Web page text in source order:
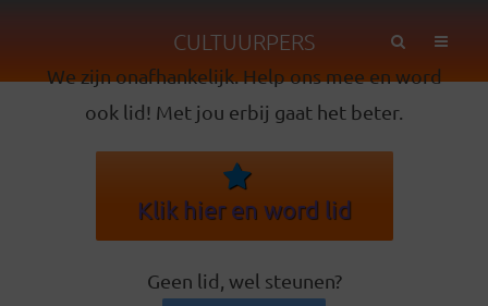
CULTUURPERS
We zijn onafhankelijk. Help ons mee en word
ook lid! Met jou erbij gaat het beter.
Klik hier en word lid
Geen lid, wel steunen?